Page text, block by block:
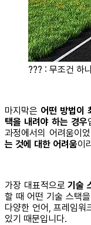
??? : 무조건 하
마지막은 어떤 방법이
택을 내려야 하는 경우
과정에서의 어려움이
는 것에 대한 어려움이
가장 대표적으로 기술
할 때 어떤 기술 스택
다양한 언어, 프레임워
있기 때문입니다.